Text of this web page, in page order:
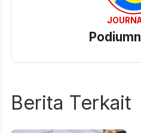
Berita Terkait